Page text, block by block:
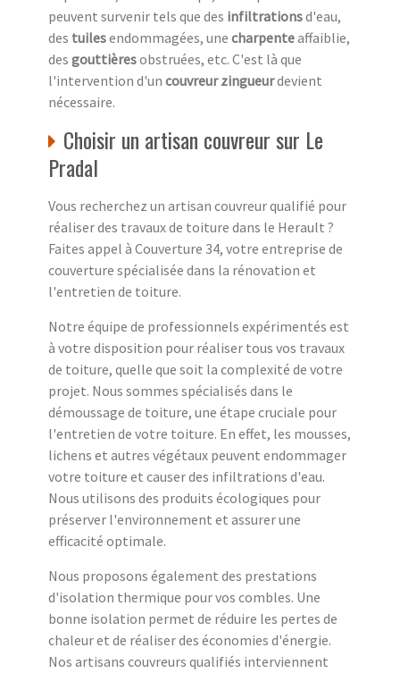
peuvent survenir tels que des infiltrationsd'eau,
des tuilesendommagées, une charpenteaffaiblie,
des gouttièresobstruées, etc. C'est là que
l'intervention d'un couvreur zingueurdevient
nécessaire.
Choisir un artisan couvreur sur Le
Pradal
Vous recherchez un artisan couvreur qualifié pour
réaliser des travaux de toiture dans le Herault ?
Faites appel à Couverture 34, votre entreprise de
couverture spécialisée dans la rénovation et
l'entretien de toiture.
Notre équipe de professionnels expérimentés est
à votre disposition pour réaliser tous vos travaux
de toiture, quelle que soit la complexité de votre
projet. Nous sommes spécialisés dans le
démoussage de toiture, une étape cruciale pour
l'entretien de votre toiture. En effet, les mousses,
lichens et autres végétaux peuvent endommager
votre toiture et causer des infiltrations d'eau.
Nous utilisons des produits écologiques pour
préserver l'environnement et assurer une
efficacité optimale.
Nous proposons également des prestations
d'isolation thermique pour vos combles. Une
bonne isolation permet de réduire les pertes de
chaleur et de réaliser des économies d'énergie.
Nos artisans couvreurs qualifiés interviennent